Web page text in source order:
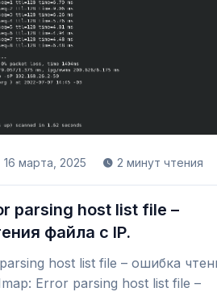
16 марта, 2025 2 минут чтения
parsing host list file –
файла с IP.
host list file – ошибка
Error parsing host list file –